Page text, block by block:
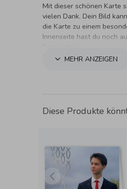
Mit dieser schönen Karte
vielen Dank. Dein Bild
die Karte zu einem
Innenseite hast du noch
MEHR ANZEIGEN
Diese Produkte